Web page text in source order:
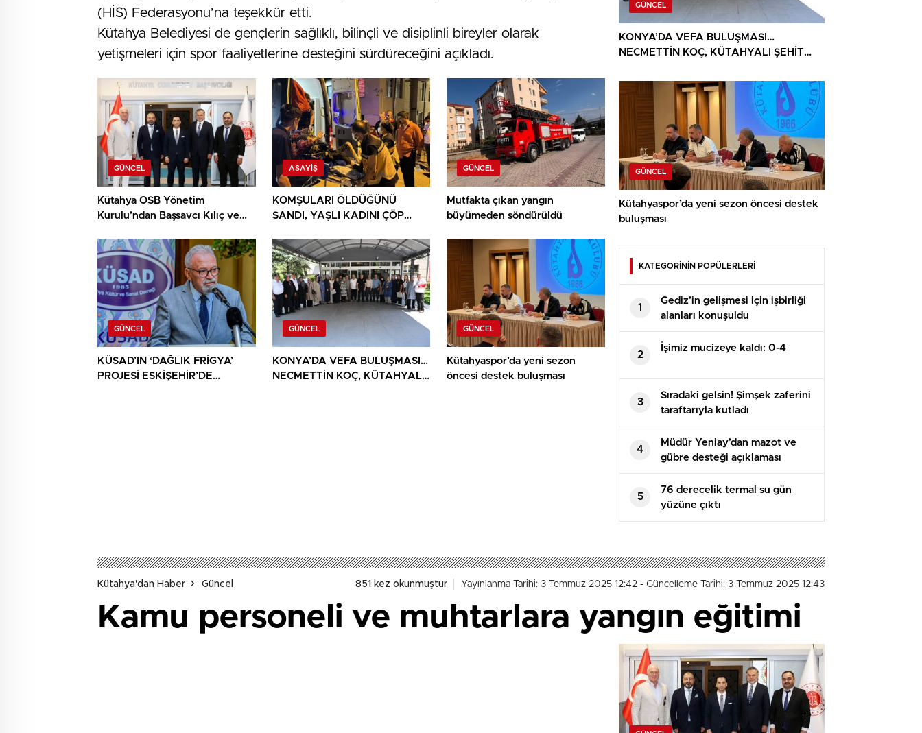
(HİS) Federasyonu’na teşekkür etti.
Kütahya Belediyesi de gençlerin sağlıklı, bilinçli ve disiplinli bireyler olarak
yetişmeleri için spor faaliyetlerine desteğini sürdüreceğini açıkladı.
GÜNCEL
Kütahya OSB Yönetim
Kurulu’ndan Başsavcı Kılıç ve
ASAYIŞ
KOMŞULARI ÖLDÜĞÜNÜ
SANDI, YAŞLI KADINI ÇÖP
BULUNDU
GÜNCEL
Mutfakta çıkan yangın
büyümeden söndürüldü
GÜNCEL
KÜSAD’IN ‘DAĞLIK FRİGYA’
PROJESİ ESKİŞEHİR’DE
GÜNCEL
KONYA’DA VEFA BULUŞMASI…
NECMETTİN KOÇ, KÜTAHYALI
GÜNCEL
Kütahyaspor’da yeni sezon
öncesi destek buluşması
GÜNCEL
KONYA’DA VEFA BULUŞMASI…
NECMETTİN KOÇ, KÜTAHYALI ŞEHİT
GÜNCEL
Kütahyaspor’da yeni sezon öncesi destek
buluşması
KATEGORİNİN POPÜLERLERİ
1
Gediz’in gelişmesi için işbirliği
alanları konuşuldu
2
İşimiz mucizeye kaldı: 0-4
3
Sıradaki gelsin! Şimşek zaferini
taraftarıyla kutladı
4
Müdür Yeniay’dan mazot ve
gübre desteği açıklaması
5
76 derecelik termal su gün
yüzüne çıktı
Kütahya'dan Haber Güncel 851 kez okunmuştur Yayınlanma Tarihi: 3 Temmuz 2025 12:42 - Güncelleme Tarihi: 3 Temmuz 2025 12:43
Kamu personeli ve muhtarlara yangın eğitimi